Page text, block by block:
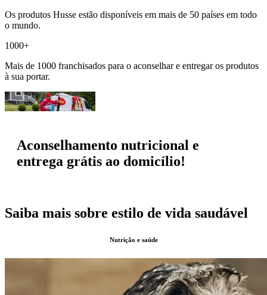
Os produtos Husse estão disponíveis em mais de 50 países em todo
o mundo.
1000+
Mais de 1000 franchisados para o aconselhar e entregar os produtos
à sua portar.
Aconselhamento nutricional e
entrega grátis ao domicílio!
Saiba mais sobre estilo de vida saudável
Nutrição e saúde